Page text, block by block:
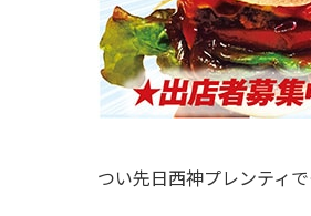
つい先日西神プレンティ